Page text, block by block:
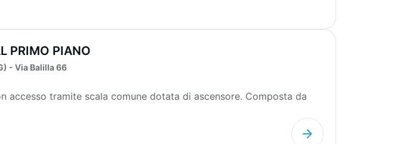
PRIMO PIANO
- Via Balilla 66
accesso tramite scala comune dotata di ascensore. Composta da